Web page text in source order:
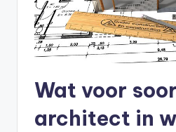
Wat voor
architect in